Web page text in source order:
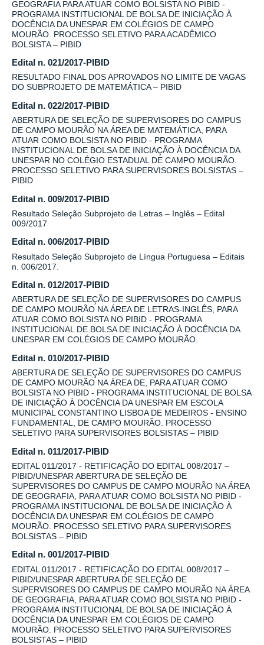
GEOGRAFIA PARA ATUAR COMO BOLSISTA NO PIBID -
PROGRAMA INSTITUCIONAL DE BOLSA DE INICIAÇÃO À
DOCÊNCIA DA UNESPAR EM COLÉGIOS DE CAMPO
MOURÃO. PROCESSO SELETIVO PARA ACADÊMICO
BOLSISTA – PIBID
Edital n. 021/2017-PIBID
RESULTADO FINAL DOS APROVADOS NO LIMITE DE VAGAS
DO SUBPROJETO DE MATEMÁTICA – PIBID
Edital n. 022/2017-PIBID
ABERTURA DE SELEÇÃO DE SUPERVISORES DO CAMPUS
DE CAMPO MOURÃO NA ÁREA DE MATEMÁTICA, PARA
ATUAR COMO BOLSISTA NO PIBID - PROGRAMA
INSTITUCIONAL DE BOLSA DE INICIAÇÃO À DOCÊNCIA DA
UNESPAR NO COLÉGIO ESTADUAL DE CAMPO MOURÃO.
PROCESSO SELETIVO PARA SUPERVISORES BOLSISTAS –
PIBID
Edital n. 009/2017-PIBID
Resultado Seleção Subprojeto de Letras – Inglês – Edital
009/2017
Edital n. 006/2017-PIBID
Resultado Seleção Subprojeto de Língua Portuguesa – Editais
n. 006/2017.
Edital n. 012/2017-PIBID
ABERTURA DE SELEÇÃO DE SUPERVISORES DO CAMPUS
DE CAMPO MOURÃO NA ÁREA DE LETRAS-INGLÊS, PARA
ATUAR COMO BOLSISTA NO PIBID - PROGRAMA
INSTITUCIONAL DE BOLSA DE INICIAÇÃO À DOCÊNCIA DA
UNESPAR EM COLÉGIOS DE CAMPO MOURÃO.
Edital n. 010/2017-PIBID
ABERTURA DE SELEÇÃO DE SUPERVISORES DO CAMPUS
DE CAMPO MOURÃO NA ÁREA DE, PARA ATUAR COMO
BOLSISTA NO PIBID - PROGRAMA INSTITUCIONAL DE BOLSA
DE INICIAÇÃO À DOCÊNCIA DA UNESPAR EM ESCOLA
MUNICIPAL CONSTANTINO LISBOA DE MEDEIROS - ENSINO
FUNDAMENTAL, DE CAMPO MOURÃO. PROCESSO
SELETIVO PARA SUPERVISORES BOLSISTAS – PIBID
Edital n. 011/2017-PIBID
EDITAL 011/2017 - RETIFICAÇÃO DO EDITAL 008/2017 –
PIBID/UNESPAR ABERTURA DE SELEÇÃO DE
SUPERVISORES DO CAMPUS DE CAMPO MOURÃO NA ÁREA
DE GEOGRAFIA, PARA ATUAR COMO BOLSISTA NO PIBID -
PROGRAMA INSTITUCIONAL DE BOLSA DE INICIAÇÃO À
DOCÊNCIA DA UNESPAR EM COLÉGIOS DE CAMPO
MOURÃO. PROCESSO SELETIVO PARA SUPERVISORES
BOLSISTAS – PIBID
Edital n. 001/2017-PIBID
EDITAL 011/2017 - RETIFICAÇÃO DO EDITAL 008/2017 –
PIBID/UNESPAR ABERTURA DE SELEÇÃO DE
SUPERVISORES DO CAMPUS DE CAMPO MOURÃO NA ÁREA
DE GEOGRAFIA, PARA ATUAR COMO BOLSISTA NO PIBID -
PROGRAMA INSTITUCIONAL DE BOLSA DE INICIAÇÃO À
DOCÊNCIA DA UNESPAR EM COLÉGIOS DE CAMPO
MOURÃO. PROCESSO SELETIVO PARA SUPERVISORES
BOLSISTAS – PIBID